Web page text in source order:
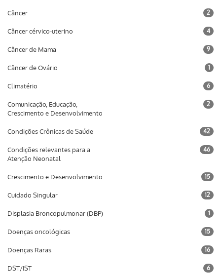
Câncer 2
Câncer cérvico-uterino 4
Câncer de Mama 9
Câncer de Ovário 1
Climatério 6
Comunicação, Educação,
Crescimento e Desenvolvimento
2
Condições Crônicas de Saúde 42
Condições relevantes para a
Atenção Neonatal
46
Crescimento e Desenvolvimento 15
Cuidado Singular 12
Displasia Broncopulmonar (DBP) 1
Doenças oncológicas 15
Doenças Raras 16
DST/IST 6